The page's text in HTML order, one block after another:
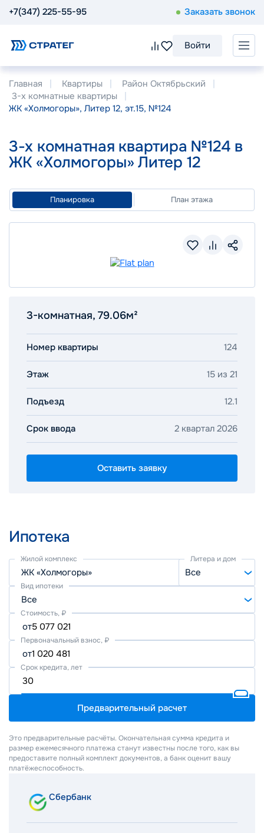
+7(347) 225-55-95 Заказать звонок
Войти
Главная Квартиры
Район Октябрьский
3-х комнатные квартиры
ЖК «Холмогоры», Литер 12, эт.15, №124
3-х комнатная квартира №124 в
ЖК «Холмогоры» Литер 12
Планировка План этажа
3-комнатная, 79.06м²
Номер квартиры 124
Этаж 15 из 21
Подъезд 12.1
Срок ввода 2 квартал 2026
Оставить заявку
Ипотека
Жилой комплекс
ЖК «Холмогоры»
Литера и дом
Все
Вид ипотеки
Все
Стоимость, ₽
от
Первоначальный взнос, ₽
от
Срок кредита, лет
Предварительный расчет
Это предварительные расчёты. Окончательная сумма кредита и
размер ежемесячного платежа станут известны после того, как вы
предоставите полный комплект документов, а банк оценит вашу
платёжеспособность.
Сбербанк